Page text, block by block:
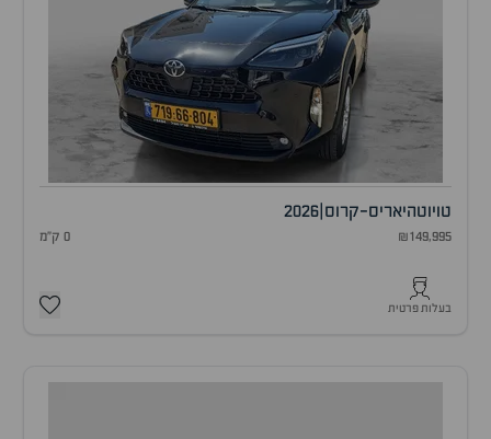
טויוטהיאריס-קרוס 2026
₪149,995 0 ק"מ
בעלות פרטית